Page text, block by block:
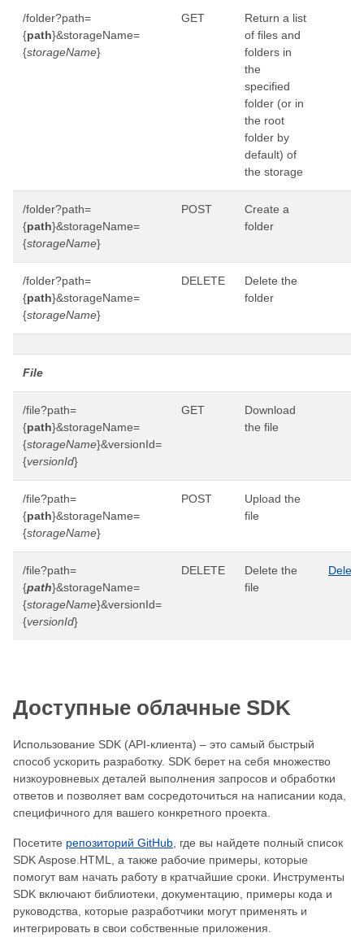
/folder?path=
{path}&storageName=
{storageName}
GET
Return a list
of files and
folders in
the
specified
folder (or in
the root
folder by
default) of
the storage
/folder?path=
{path}&storageName=
{storageName}
POST
Create a
folder
/folder?path=
{path}&storageName=
{storageName}
DELETE
Delete the
folder
File
/file?path=
{path}&storageName=
{storageName}&versionId=
{versionId}
GET
Download
the file
/file?path=
{path}&storageName=
{storageName}
POST
Upload the
file
/file?path=
{path}&storageName=
{storageName}&versionId=
{versionId}
DELETE
Delete the
file
Доступные облачные SDK
Использование SDK (API-клиента) – это самый быстрый
способ ускорить разработку. SDK берет на себя множество
низкоуровневых деталей выполнения запросов и обработки
ответов и позволяет вам сосредоточиться на написании кода,
специфичного для вашего конкретного проекта.
Посетите репозиторий GitHub , где вы найдете полный список
SDK Aspose.HTML, а также рабочие примеры, которые
помогут вам начать работу в кратчайшие сроки. Инструменты
SDK включают библиотеки, документацию, примеры кода и
руководства, которые разработчики могут применять и
интегрировать в свои собственные приложения.